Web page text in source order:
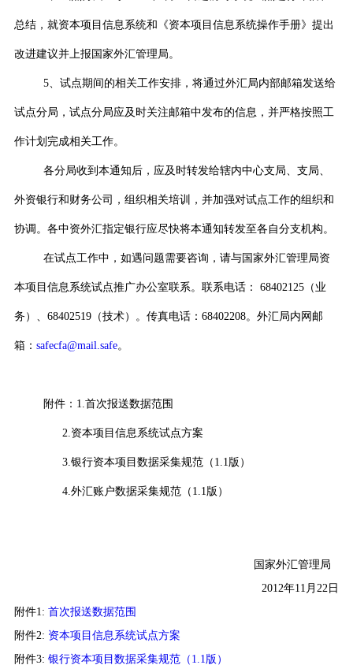
总结，就资本项目信息系统和《资本项目信息系统操作手册》提出
改进建议并上报国家外汇管理局。
5 、试点期间的相关工作安排，将通过外汇局内部邮箱发送给
试点分局，试点分局应及时关注邮箱中发布的信息，并严格按照工
作计划完成相关工作。
各分局收到本通知后，应及时转发给辖内中心支局、支局、
外资银行和财务公司，组织相关培训，并加强对试点工作的组织和
协调。各中资外汇指定银行应尽快将本通知转发至各自分支机构。
在试点工作中，如遇问题需要咨询，请与国家外汇管理局资
本项目信息系统试点推广办公室联系。联系电话： 68402125（业
务）、 68402519（技术）。传真电话： 68402208。外汇局内网邮
箱： safecfa@mail.safe。
附件： 1.首次报送数据范围
2. 资本项目信息系统试点方案
3.银行资本项目数据采集规范（ 1.1 版）
4.外汇账户数据采集规范（ 1.1 版）
国家外汇管理局
2012年11 月 22 日
附件1: 首次报送数据范围
附件2: 资本项目信息系统试点方案
附件3: 银行资本项目数据采集规范（1.1版）